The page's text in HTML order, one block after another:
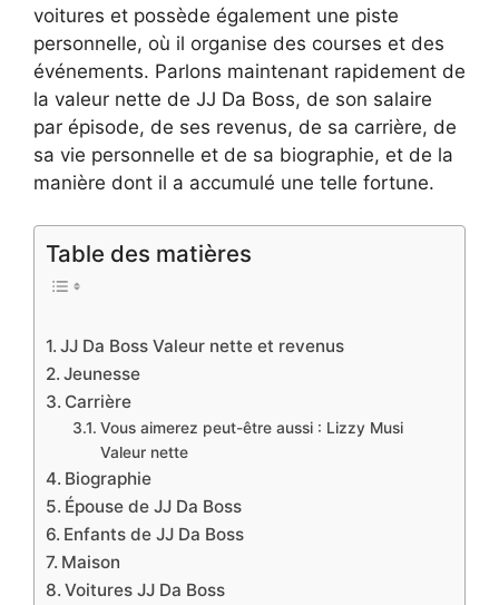
voitures et possède également une piste
personnelle, où il organise des courses et des
événements. Parlons maintenant rapidement de
la valeur nette de JJ Da Boss, de son salaire
par épisode, de ses revenus, de sa carrière, de
sa vie personnelle et de sa biographie, et de la
manière dont il a accumulé une telle fortune.
Table des matières
JJ Da Boss Valeur nette et revenus
Jeunesse
Carrière
Vous aimerez peut-être aussi : Lizzy Musi
Valeur nette
Biographie
Épouse de JJ Da Boss
Enfants de JJ Da Boss
Maison
Voitures JJ Da Boss